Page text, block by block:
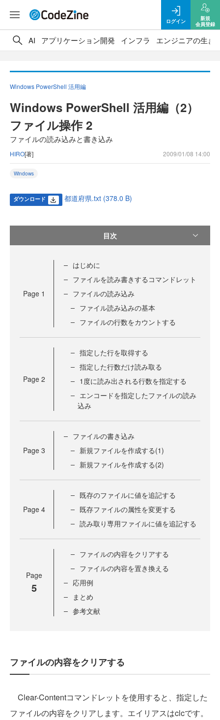
ログイン
新規
会員登録
AI アプリケーション開発 インフラ エンジニアの生き
Windows PowerShell 活用編
Windows PowerShell 活用編（2）
ファイル操作 2
ファイルの読み込みと書き込み
HIRO[著] 2009/01/08 14:00
Windows
ダウンロード 都道府県.txt (378.0 B)
目次
Page 1
はじめに
ファイルを読み書きするコマンドレット
ファイルの読み込み
ファイル読み込みの基本
ファイルの行数をカウントする
Page 2
指定した行を取得する
指定した行数だけ読み取る
1度に読み出される行数を指定する
エンコードを指定したファイルの読み
込み
Page 3
ファイルの書き込み
新規ファイルを作成する(1)
新規ファイルを作成する(2)
Page 4
既存のファイルに値を追記する
既存ファイルの属性を変更する
読み取り専用ファイルに値を追記する
Page
5
ファイルの内容をクリアする
ファイルの内容を置き換える
応用例
まとめ
参考文献
ファイルの内容をクリアする
Clear-Contentコマンドレットを使用すると、指定した
ファイルの内容をクリアします。エイリアスはclcです。